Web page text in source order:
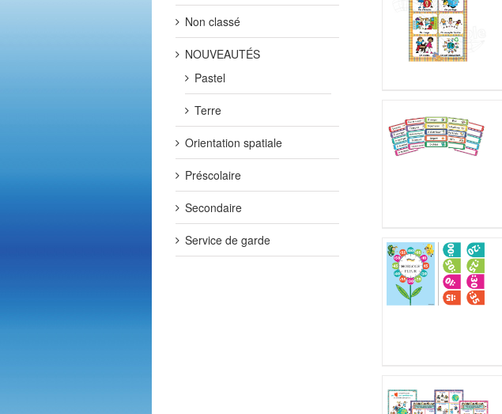
Non classé
NOUVEAUTÉS
Pastel
Terre
Orientation spatiale
Préscolaire
Secondaire
Service de garde